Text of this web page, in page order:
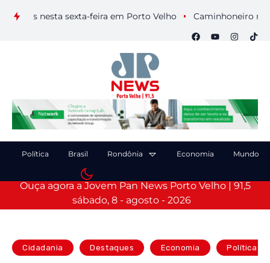
nesta sexta-feira em Porto Velho Caminhoneiro morre
Política Brasil Rondônia Economia Mundo
Ouça agora a Jovem Pan News Porto Velho | 91,5
sábado, 8 - agosto - 2026
Cidadania Destaques Economia Política